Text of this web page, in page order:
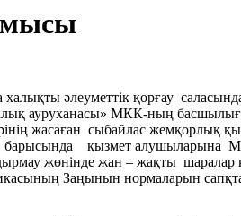
әлеуметтік қорғау
ауруханасы» МКК-ның басшылығы
жасаған сыбайлас жемқорлық
барысында қызмет алушыларына
жөнінде жан – жақты
Заңынын нормаларын